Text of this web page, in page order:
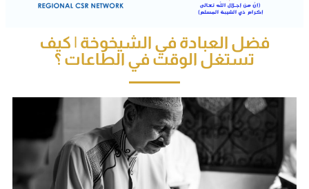
فضل العبادة في الشيخوخة | كيف
تستغل الوقت في الطاعات ؟